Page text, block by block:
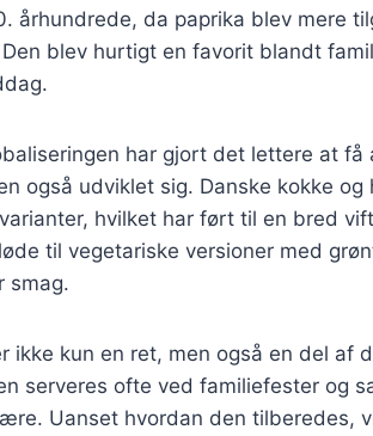
århundrede, da paprika blev mere
blev hurtigt en favorit blandt
har gjort det lettere at få
også udviklet sig. Danske kokke
hvilket har ført til en bred
til vegetariske versioner med
smag.
ikke kun en ret, men også en del af
serveres ofte ved familiefester og
Uanset hvordan den tilberedes,